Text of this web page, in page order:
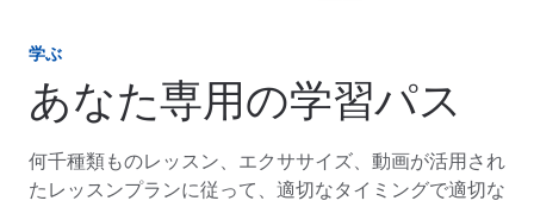
学ぶ
あなた専用の学習パス
何千種類ものレッスン、エクササイズ、動画が活用され
たレッスンプランに従って、適切なタイミングで適切な